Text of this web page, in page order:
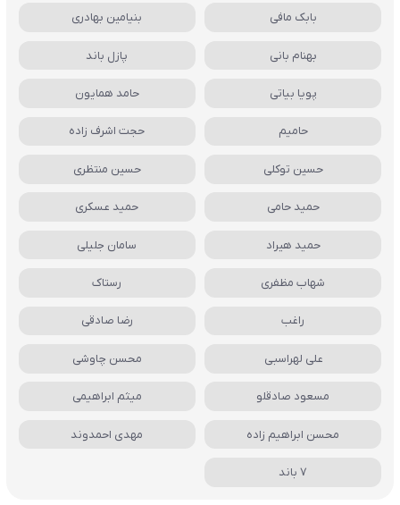
بابک مافی بنیامین بهادری
بهنام بانی پازل باند
پویا بیاتی حامد همایون
حامیم حجت اشرف زاده
حسین توکلی حسین منتظری
حمید حامی حمید عسکری
حمید هیراد سامان جلیلی
شهاب مظفری رستاک
راغب رضا صادقی
علی لهراسبی محسن چاوشی
مسعود صادقلو میثم ابراهیمی
محسن ابراهیم زاده مهدی احمدوند
7 باند